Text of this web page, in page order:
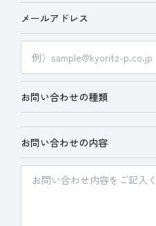
メールアドレス
お問い合わせの種類
お問い合わせの内容